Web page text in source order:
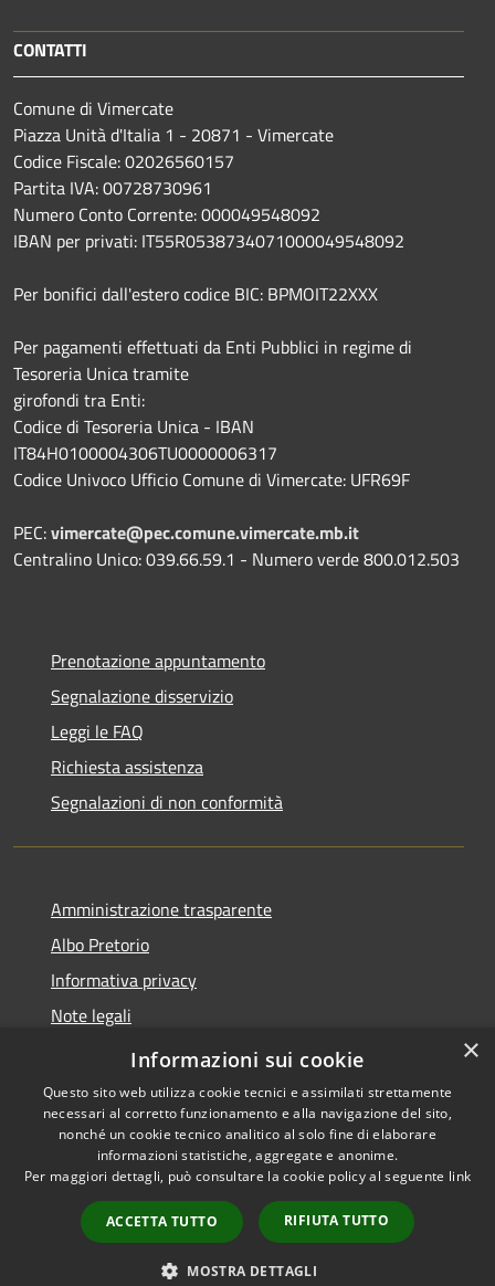
CONTATTI
Comune di Vimercate
Piazza Unità d'Italia 1 - 20871 - Vimercate
Codice Fiscale: 02026560157
Partita IVA: 00728730961
Numero Conto Corrente: 000049548092
IBAN per privati: IT55R0538734071000049548092
Per bonifici dall'estero codice BIC: BPMOIT22XXX
Per pagamenti effettuati da Enti Pubblici in regime di
Tesoreria Unica tramite
girofondi tra Enti:
Codice di Tesoreria Unica - IBAN
IT84H0100004306TU0000006317
Codice Univoco Ufficio Comune di Vimercate: UFR69F
PEC:vimercate@pec.comune.vimercate.mb.it
Centralino Unico: 039.66.59.1 - Numero verde 800.012.503
Prenotazione appuntamento
Segnalazione disservizio
Leggi le FAQ
Richiesta assistenza
Segnalazioni di non conformità
Amministrazione trasparente
Albo Pretorio
Informativa privacy
Note legali
Dichiarazione di accessibilità
Accessibilità
Copyright © 2026 • Città di
Vimercate • Powered by
Municipium•
Accesso
redazione
×
Informazioni sui cookie
Questo sito web utilizza cookie tecnici e assimilati strettamente
necessari al corretto funzionamento e alla navigazione del sito,
nonché un cookie tecnico analitico al solo fine di elaborare
informazioni statistiche, aggregate e anonime.
Per maggiori dettagli, può consultare la cookie policy al seguente link
ACCETTA TUTTO RIFIUTA TUTTO
MOSTRA DETTAGLI